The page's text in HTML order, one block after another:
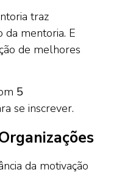
traz
da mentoria. E
de melhores
5
se inscrever.
da motivação